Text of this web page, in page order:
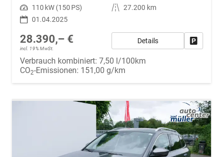
Leistung 110 kW (150 PS) Kilometerstand 27.200 km
01.04.2025
28.390,– €
incl. 19% MwSt.
Details
Verbrauch kombiniert: 7,50 l/100km
CO2-Emissionen: 151,00 g/km